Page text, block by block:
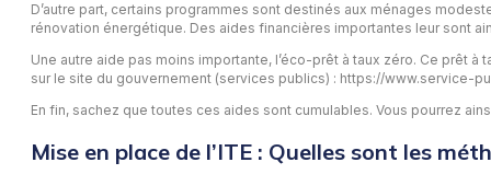
D’autre part, certains programmes sont destinés aux ménages
rénovation énergétique. Des aides financières importantes leur sont
Une autre aide pas moins importante, l’éco-prêt à taux zéro. Ce prêt
sur le site du gouvernement (services publics) : https://www.service-
En fin, sachez que toutes ces aides sont cumulables. Vous pourrez
Mise en place de l’ITE : Quelles sont les